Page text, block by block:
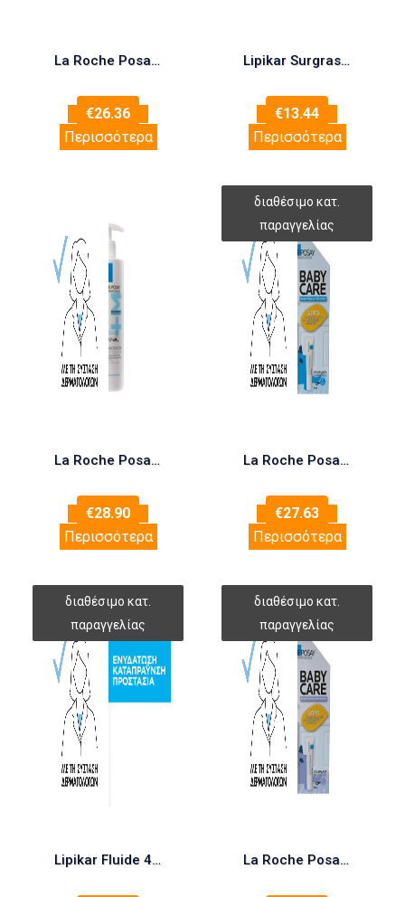
La Roche Posay Lipikar Urea 10% Ενυδατική Lotion Σώματος με Ουρία για Ξηρές Επιδερμίδες 400ml
€26.36
Περισσότερα
Lipikar Surgras 400ml
€13.44
Περισσότερα
La Roche Posay Lipikar Baume Ap+Max, 400ml
€28.90
Περισσότερα
La Roche Posay Lipikar Baume AP+ M 400ml με ΔΩΡΟ Cicaplast Baume B5+ 15ml
€27.63
Περισσότερα
Lipikar Fluide 400ml La Roche Posay Promo Lipikar Baume Light AP+M – Ενυδατικό Γάλακτωμα Σώματος, 400ml + Δώρο Cicaplast Baume B5+ – Βάλσαμο Κατά Των Ερεθισμών, 15ml